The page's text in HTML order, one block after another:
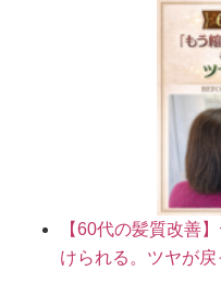
【60代の髪質改善
けられる。ツヤが戻